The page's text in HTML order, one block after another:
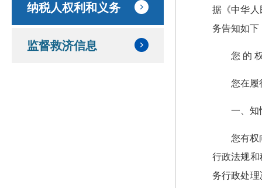
纳税人权利和义务
监督救济信息
据《中华
务告知如下
您 的
您在履
一、知
您有权
行政法规
务行政处